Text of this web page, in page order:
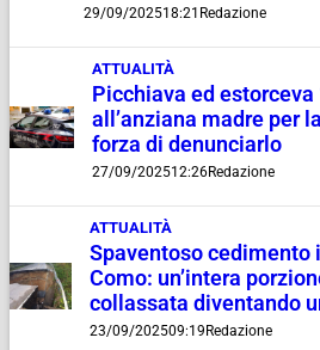
29/09/202518:21 Redazione
ATTUALITÀ
Picchiava ed
all’anziana madre per
forza di denunciarlo
27/09/202512:26Redazione
ATTUALITÀ
Spaventoso cedimento
Como: un’intera
collassata diventando
23/09/202509:19 Redazione